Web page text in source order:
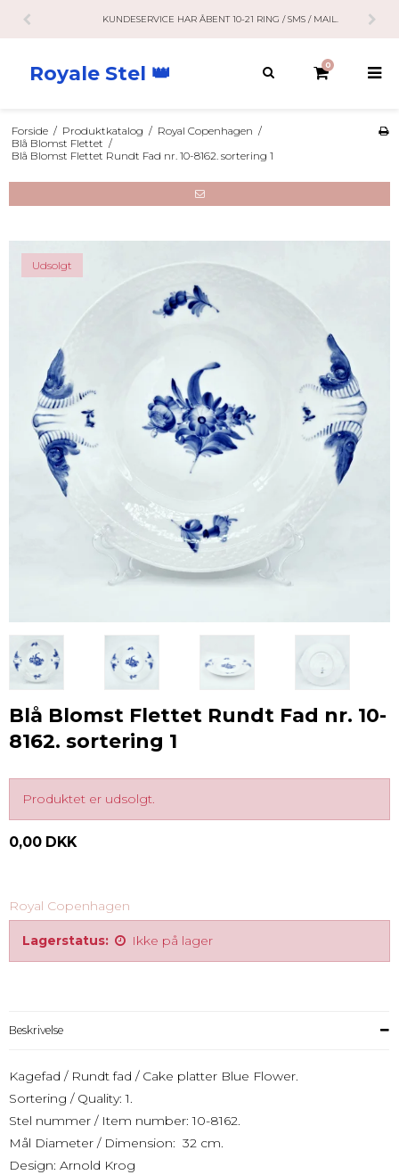
KUNDESERVICE HAR ÅBENT 10-21 RING / SMS / MAIL.
Royale Stel 👑 0
Forside / Produktkatalog / Royal Copenhagen /
Blå Blomst Flettet /
Blå Blomst Flettet Rundt Fad nr. 10-8162. sortering 1
Udsolgt
Blå Blomst Flettet Rundt Fad nr. 10-
8162. sortering 1
Produktet er udsolgt.
0,00 DKK
Royal Copenhagen
Lagerstatus: Ikke på lager
Beskrivelse
Kagefad / Rundt fad / Cake platter Blue Flower.
Sortering / Quality: 1.
Stel nummer / Item number: 10-8162.
Mål Diameter / Dimension: 32 cm.
Design: Arnold Krog